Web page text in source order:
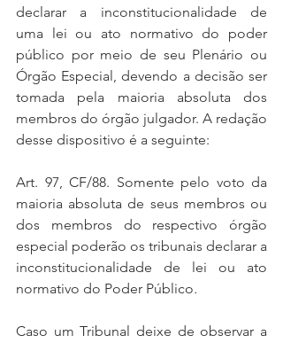
declarar a inconstitucionalidade de
uma lei ou ato normativo do poder
público por meio de seu Plenário ou
Órgão Especial, devendo a decisão ser
tomada pela maioria absoluta dos
membros do órgão julgador. A redação
desse dispositivo é a seguinte:
Art. 97, CF/88. Somente pelo voto da
maioria absoluta de seus membros ou
dos membros do respectivo órgão
especial poderão os tribunais declarar a
inconstitucionalidade de lei ou ato
normativo do Poder Público.
Caso um Tribunal deixe de observar a